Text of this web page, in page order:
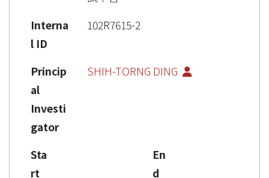
Interna
l ID
102R7615-2
Princip
al
Investi
gator
SHIH-TORNG DING
Sta
rt
En
d